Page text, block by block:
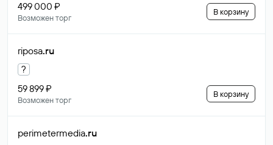
499 000 ₽
Возможен торг
В корзину
riposa.ru
?
59 899 ₽
Возможен торг
В корзину
perimetermedia.ru